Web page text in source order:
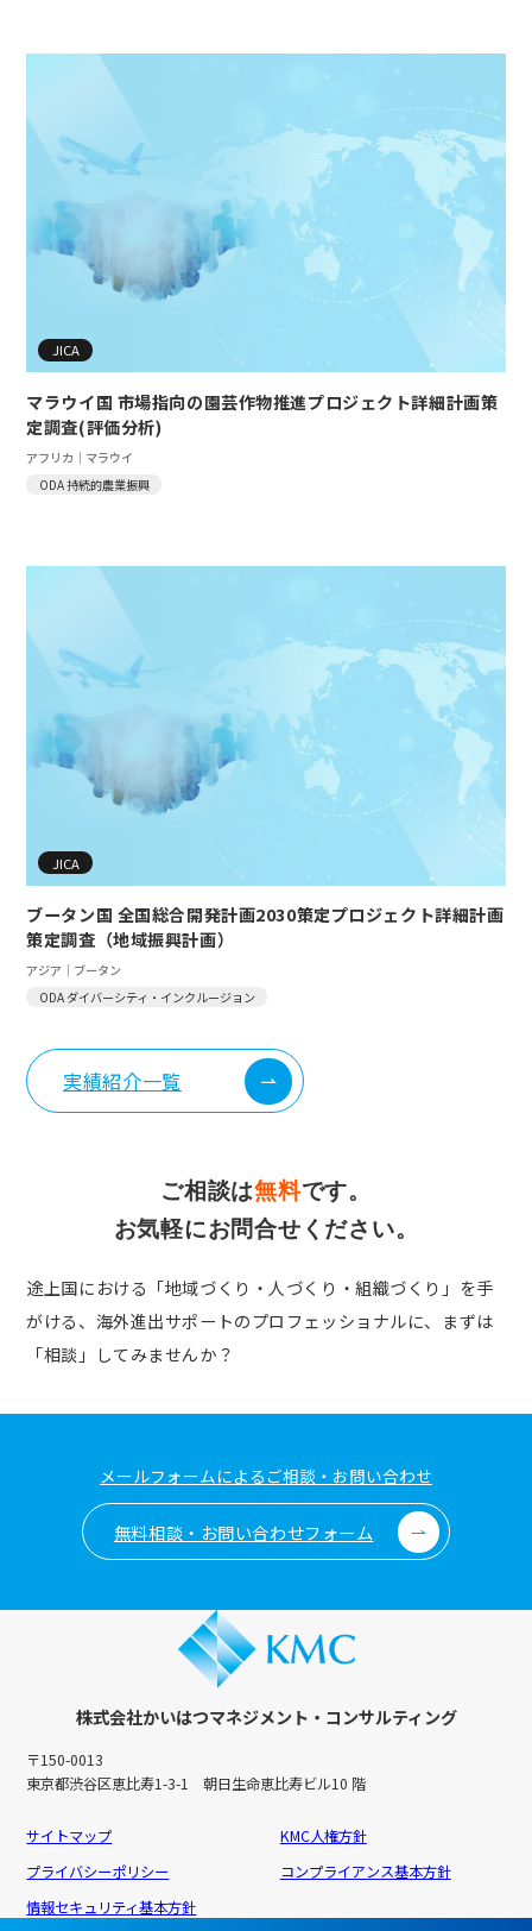
JICA
マラウイ国 市場指向の園芸作物推進プロジェクト詳細計画策
定調査(評価分析)
アフリカ｜マラウイ
ODA 持続的農業振興
JICA
ブータン国 全国総合開発計画2030策定プロジェクト詳細計画
策定調査（地域振興計画）
アジア｜ブータン
ODA ダイバーシティ・インクルージョン
実績紹介一覧
ご相談は無料です。
お気軽にお問合せください。
途上国における「地域づくり・人づくり・組織づくり」を手
がける、 海外進出サポートのプロフェッショナルに、まずは
「相談」してみませんか？
メールフォームによるご相談・お問い合わせ
無料相談・お問い合わせフォーム
株式会社かいはつマネジメント・コンサルティング
〒150-0013
東京都渋谷区恵比寿1-3-1 朝日生命恵比寿ビル10 階
サイトマップ
KMC人権方針
プライバシーポリシー
コンプライアンス基本方針
情報セキュリティ基本方針